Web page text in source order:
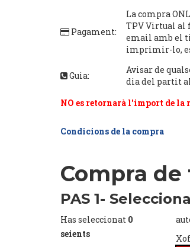
Pagament:
La compra
TPV Virtual al
email amb el
imprimir-lo,
Guia:
Avisar de
dia del partit
NO es retornarà l'import de la
Condicions de la compra
Compra
PAS 1-
Has seleccionat 0
seients